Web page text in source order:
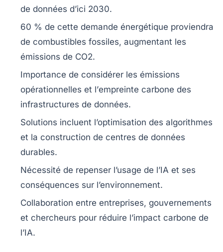
de données d’ici 2030.
60 % de cette demande énergétique proviendra
de combustibles fossiles, augmentant les
émissions de CO2.
Importance de considérer les émissions
opérationnelles et l’empreinte carbone des
infrastructures de données.
Solutions incluent l’optimisation des algorithmes
et la construction de centres de données
durables.
Nécessité de repenser l’usage de l’IA et ses
conséquences sur l’environnement.
Collaboration entre entreprises, gouvernements
et chercheurs pour réduire l’impact carbone de
l’IA.